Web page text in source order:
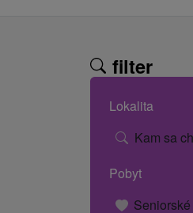
filter
Lokalita
Kam sa
Pobyt